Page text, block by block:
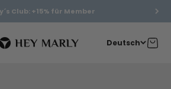
Club: +15% für Member
Hey Marly
Deutsch